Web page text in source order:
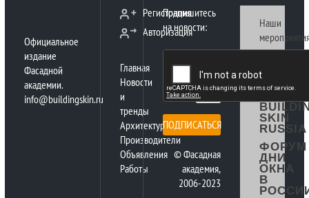
Официальное
издание
Фасадной
академии.
info@buildingskin.ru
Регистрация
Авторизация
Главная
Новости
и
тренды
Архитектура
Производители
Объявления
Работы
Подпишитесь
на новости:
ПОДПИСАТЬСЯ
© Фасадная
академия,
2006-2023
Наши
SKIN
RUSSIA
ФОРУМ
ДНИ
ОКНА
В